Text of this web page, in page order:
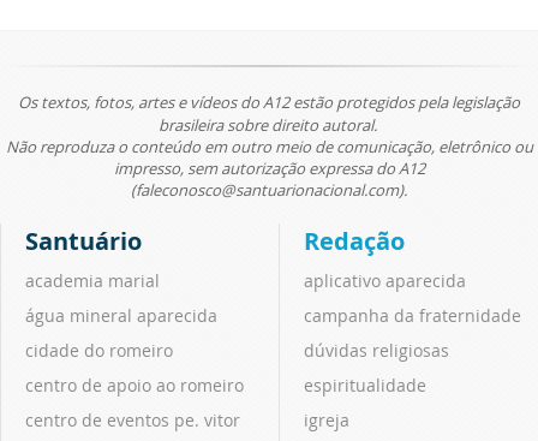
Os textos, fotos, artes e vídeos do A12 estão protegidos pela legislação
brasileira sobre direito autoral.
Não reproduza o conteúdo em outro meio de comunicação, eletrônico ou
impresso, sem autorização expressa do A12
(faleconosco@santuarionacional.com).
Santuário
academia marial
água mineral aparecida
cidade do romeiro
centro de apoio ao romeiro
centro de eventos pe. vitor
Redação
aplicativo aparecida
campanha da fraternidade
dúvidas religiosas
espiritualidade
igreja